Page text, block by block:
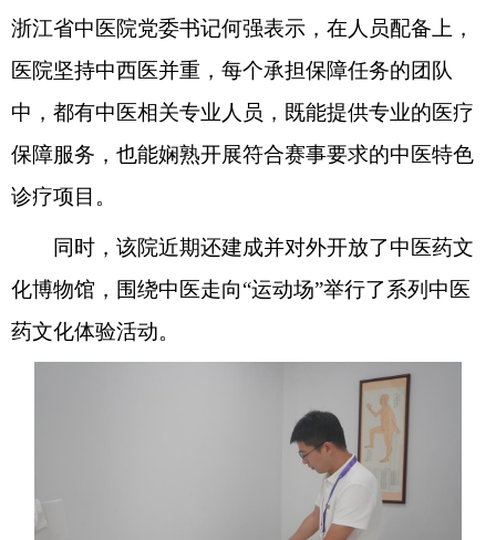
浙江省中医院党委书记何强表示，在人员配备上，
医院坚持中西医并重，每个承担保障任务的团队
中，都有中医相关专业人员，既能提供专业的医疗
保障服务，也能娴熟开展符合赛事要求的中医特色
诊疗项目。
同时，该院近期还建成并对外开放了中医药文
化博物馆，围绕中医走向“运动场”举行了系列中医
药文化体验活动。